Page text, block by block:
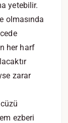
yetebilir.
olmasında
her harf
zarar
ezberi